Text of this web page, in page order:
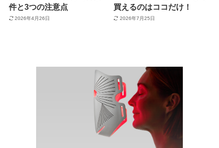
件と3つの注意点
2026年4月26日
買えるのはココだけ！
2026年7月25日